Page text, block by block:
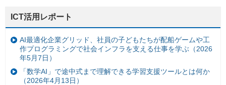
ICT活用レポート
AI最適化企業グリッド、社員の子どもたちが配船ゲームや工
作プログラミングで社会インフラを支える仕事を学ぶ（2026
年5月7日）
「数学AI」で途中式まで理解できる学習支援ツールとは何か
（2026年4月13日）